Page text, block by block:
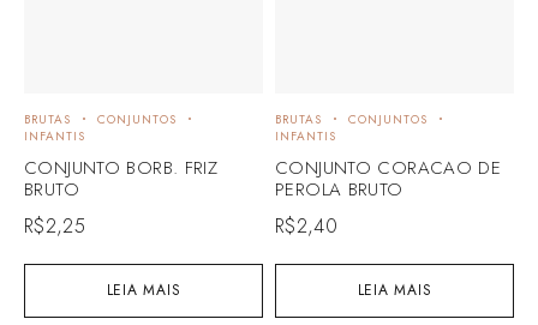
LEIA MAIS
BRUTAS
CONJUNTOS
INFANTIS
CONJUNTO BORB. FRIZ
BRUTO
R$2,25
LEIA MAIS
BRUTAS
CONJUNTOS
INFANTIS
CONJUNTO CORACAO DE
PEROLA BRUTO
R$2,40